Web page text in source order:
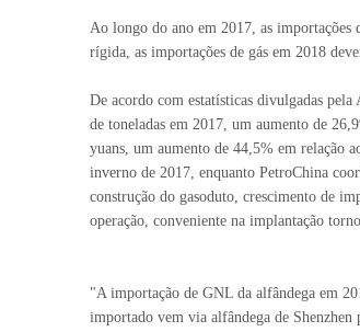
Ao longo do ano em 2017, as importações
rígida, as importações de gás em 2018
De acordo com estatísticas divulgadas
de toneladas em 2017, um aumento de
yuans, um aumento de 44,5% em relação
inverno de 2017, enquanto PetroChina
construção do gasoduto, crescimento de
operação, conveniente na implantação
"A importação de GNL da alfândega em
importado vem via alfândega de